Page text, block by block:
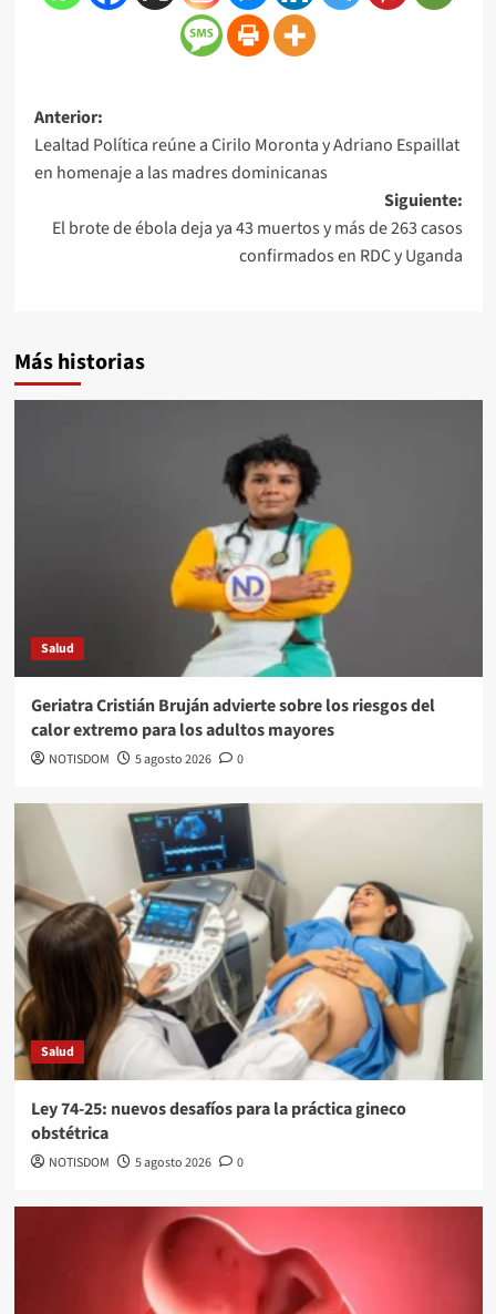
Anterior:
Lealtad Política reúne a Cirilo Moronta y Adriano Espaillat
en homenaje a las madres dominicanas
Siguiente:
El brote de ébola deja ya 43 muertos y más de 263 casos
confirmados en RDC y Uganda
Más historias
Salud
Geriatra Cristián Bruján advierte sobre los riesgos del
calor extremo para los adultos mayores
NOTISDOM 5 agosto 2026 0
Salud
Ley 74-25: nuevos desafíos para la práctica gineco
obstétrica
NOTISDOM 5 agosto 2026 0